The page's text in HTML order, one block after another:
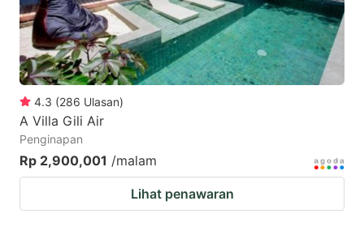
4.3 (286 Ulasan)
A Villa Gili Air
Penginapan
Rp 2,900,001 /malam
Lihat penawaran